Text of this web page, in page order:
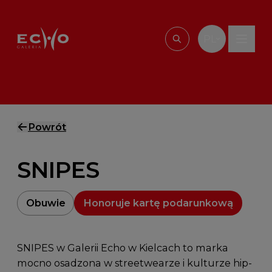
Wpisz, czego
Powrót
SNIPES
Obuwie Honoruje kartę podarunkową
SNIPES w Galerii Echo w Kielcach to marka
mocno osadzona w streetwearze i kulturze hip-